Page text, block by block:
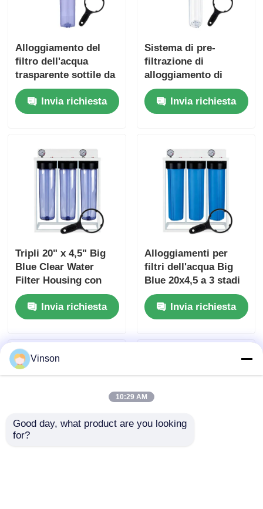
Alloggiamento del
filtro dell'acqua
trasparente sottile da
20" con pulsante di
scarico del pressore
Invia richiesta
Sistema di pre-
filtrazione di
alloggiamento di
filtro idrico
commerciale
standard da 20 pollici
Invia richiesta
Tripli 20" x 4,5" Big
Blue Clear Water
Filter Housing con
manometro di
pressione C -C -C
Invia richiesta
Alloggiamenti per
filtri dell'acqua Big
Blue 20x4,5 a 3 stadi
con supporto per
filtro e manometro
Invia richiesta
Vinson
10:29 AM
Good day, what product are you looking
for?